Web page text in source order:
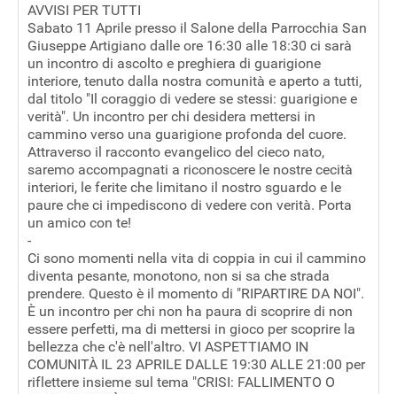
AVVISI PER TUTTI
Sabato 11 Aprile presso il Salone della Parrocchia San
Giuseppe Artigiano dalle ore 16:30 alle 18:30 ci sarà
un incontro di ascolto e preghiera di guarigione
interiore, tenuto dalla nostra comunità e aperto a tutti,
dal titolo "Il coraggio di vedere se stessi: guarigione e
verità". Un incontro per chi desidera mettersi in
cammino verso una guarigione profonda del cuore.
Attraverso il racconto evangelico del cieco nato,
saremo accompagnati a riconoscere le nostre cecità
interiori, le ferite che limitano il nostro sguardo e le
paure che ci impediscono di vedere con verità. Porta
un amico con te!
-
Ci sono momenti nella vita di coppia in cui il cammino
diventa pesante, monotono, non si sa che strada
prendere. Questo è il momento di "RIPARTIRE DA NOI".
È un incontro per chi non ha paura di scoprire di non
essere perfetti, ma di mettersi in gioco per scoprire la
bellezza che c'è nell'altro. VI ASPETTIAMO IN
COMUNITÀ IL 23 APRILE DALLE 19:30 ALLE 21:00 per
riflettere insieme sul tema "CRISI: FALLIMENTO O